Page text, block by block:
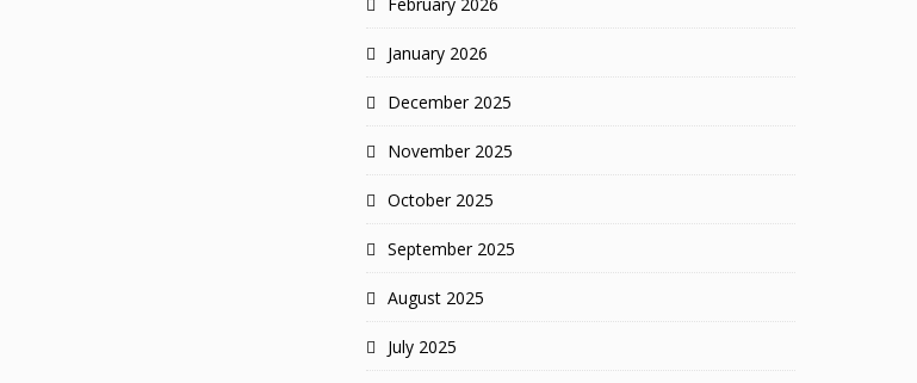
February 2026
January 2026
December 2025
November 2025
October 2025
September 2025
August 2025
July 2025